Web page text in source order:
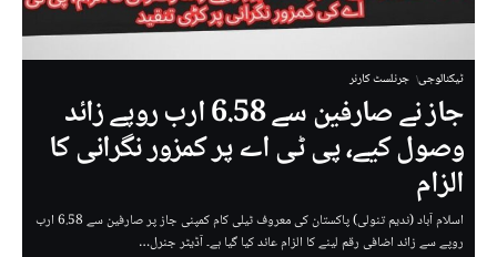
ٹیکنالوجی جرنلسٹ کارنر
جاز نے صارفین سے 6.58 ارب روپے زائد
وصول کیے، پی ٹی اے پر کمزور نگرانی کا
الزام
اسلام آباد (ندیم تنولی) پاکستان کی معروف ٹیلی کام کمپنی جاز پر صارفین سے 6.58 ارب
روپے سے زائد اضافی رقم لینے کا الزام عائد کیا گیا ہے۔ آڈیٹر جنرل…